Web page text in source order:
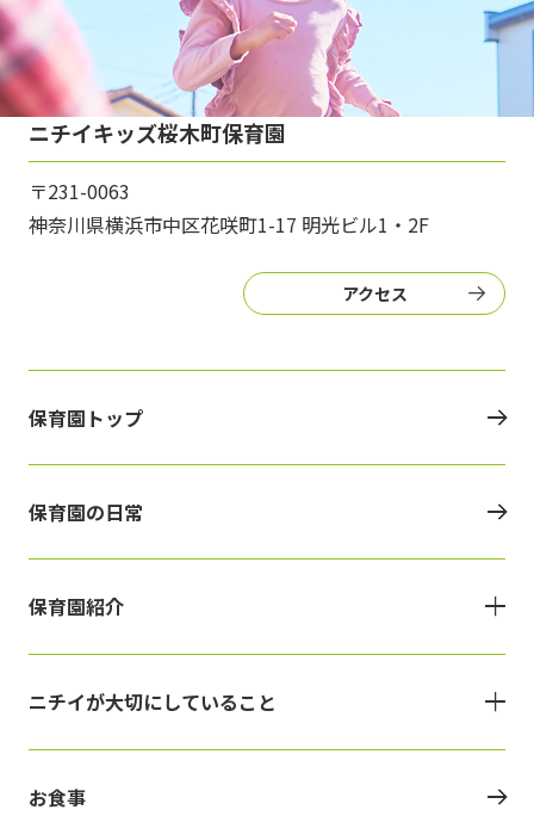
ニチイキッズ桜木町保育園
〒231-0063
神奈川県横浜市中区花咲町1-17 明光ビル1・2F
アクセス
保育園トップ
保育園の日常
保育園紹介
ニチイが大切にしていること
お食事